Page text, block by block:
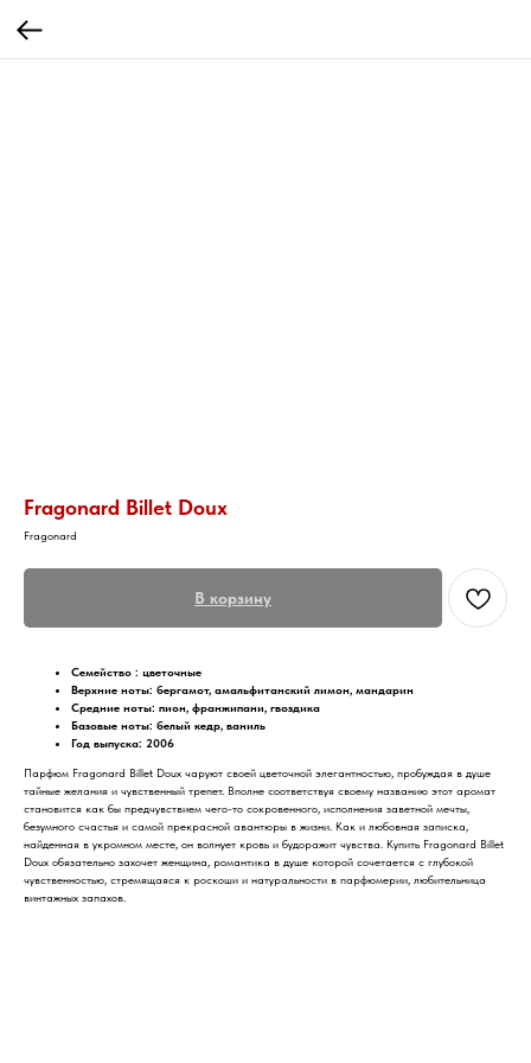
Fragonard Billet Doux
Fragonard
В корзину
Семейство : цветочные
Верхние ноты: бергамот, амальфитанский лимон, мандарин
Средние ноты: пион, франжипани, гвоздика
Базовые ноты: белый кедр, ваниль
Год выпуска: 2006
Парфюм Fragonard Billet Doux чаруют своей цветочной элегантностью, пробуждая в душе
тайные желания и чувственный трепет. Вполне соответствуя своему названию этот аромат
становится как бы предчувствием чего-то сокровенного, исполнения заветной мечты,
безумного счастья и самой прекрасной авантюры в жизни. Как и любовная записка,
найденная в укромном месте, он волнует кровь и будоражит чувства. Купить Fragonard Billet
Doux обязательно захочет женщина, романтика в душе которой сочетается с глубокой
чувственностью, стремящаяся к роскоши и натуральности в парфюмерии, любительница
винтажных запахов.